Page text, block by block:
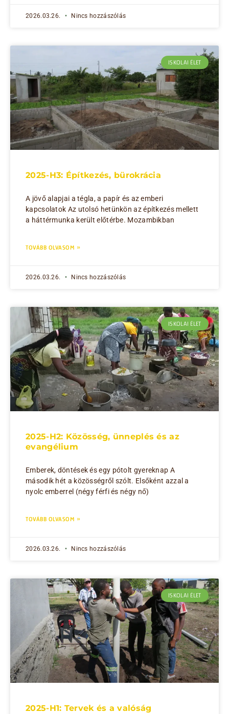
2026.03.26. Nincs hozzászólás
ISKOLAI ÉLET
2025-H3: Építkezés, bürokrácia
A jövő alapjai a tégla, a papír és az emberi
kapcsolatok Az utolsó hetünkön az építkezés mellett
a háttérmunka került előtérbe. Mozambikban
TOVÁBB OLVASOM »
2026.03.26. Nincs hozzászólás
ISKOLAI ÉLET
2025-H2: Közösség, ünneplés és az
evangélium
Emberek, döntések és egy pótolt gyereknap A
második hét a közösségről szólt. Elsőként azzal a
nyolc emberrel (négy férfi és négy nő)
TOVÁBB OLVASOM »
2026.03.26. Nincs hozzászólás
ISKOLAI ÉLET
2025-H1: Tervek és a valóság